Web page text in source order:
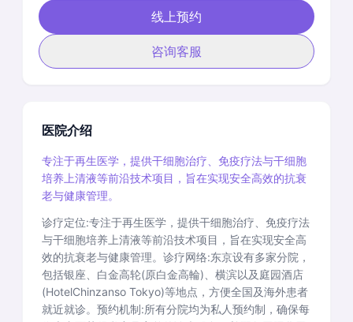
线上预约
咨询客服
医院介绍
专注于再生医学，提供干细胞治疗、免疫疗法与干细胞
培养上清液等前沿技术项目，旨在实现安全高效的抗衰
老与健康管理。
诊疗定位:专注于再生医学，提供干细胞治疗、免疫疗法
与干细胞培养上清液等前沿技术项目，旨在实现安全高
效的抗衰老与健康管理。诊疗网络:东京设有多家分院，
包括银座、白金高轮(原白金高輪)、横滨以及庭园酒店
(HotelChinzanso Tokyo)等地点，方便全国及海外患者
就近就诊。预约机制:所有分院均为私人预约制，确保每